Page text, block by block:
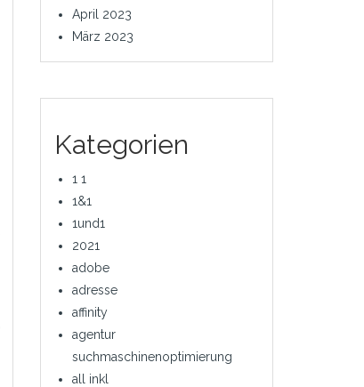
April 2023
März 2023
Kategorien
1 1
1&1
1und1
2021
adobe
adresse
affinity
agentur
suchmaschinenoptimierung
all inkl